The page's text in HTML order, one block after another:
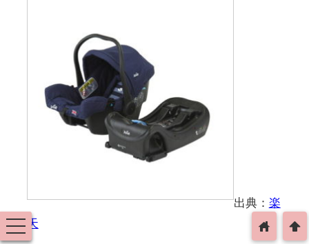
出典： 楽
天
toggle
navigation
arrowup
home